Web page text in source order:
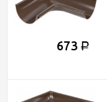
673 Р